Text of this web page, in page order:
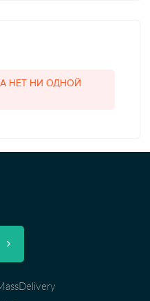
НЕТ НИ ОДНОЙ